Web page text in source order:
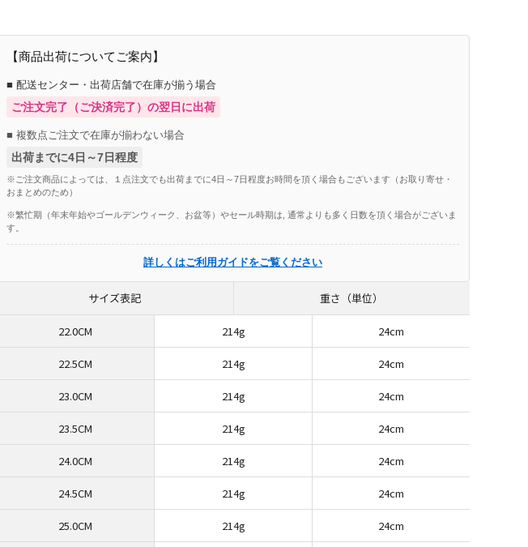
【商品出荷についてご案内】
■ 配送センター・出荷店舗で在庫が揃う場合
ご注文完了（ご決済完了）の翌日に出荷
■ 複数点ご注文で在庫が揃わない場合
出荷までに4日～7日程度
※ご注文商品によっては、１点注文でも出荷までに4日～7日程度お時間を頂く場合もございます（お取り寄せ・
おまとめのため）
※繁忙期（年末年始やゴールデンウィーク、お盆等）やセール時期は, 通常よりも多く日数を頂く場合がございま
す。
詳しくはご利用ガイドをご覧ください
サイズ表記 重さ（単位）
22.0CM 214g 24cm
22.5CM 214g 24cm
23.0CM 214g 24cm
23.5CM 214g 24cm
24.0CM 214g 24cm
24.5CM 214g 24cm
25.0CM 214g 24cm